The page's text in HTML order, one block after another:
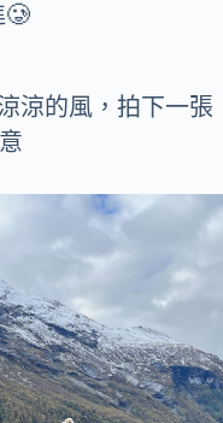
🥲
涼的風，拍下一張